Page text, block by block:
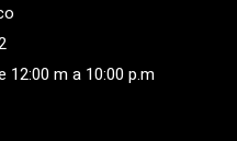
12:00 m a 10:00 p.m